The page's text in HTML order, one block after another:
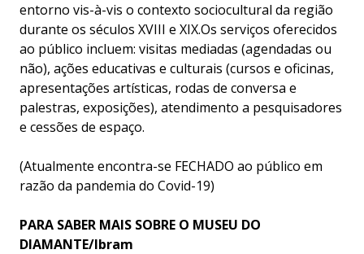
entorno vis-à-vis o contexto sociocultural da região
durante os séculos XVIII e XIX.Os serviços oferecidos
ao público incluem: visitas mediadas (agendadas ou
não), ações educativas e culturais (cursos e oficinas,
apresentações artísticas, rodas de conversa e
palestras, exposições), atendimento a pesquisadores
e cessões de espaço.
(Atualmente encontra-se FECHADO ao público em
razão da pandemia do Covid-19)
PARA SABER MAIS SOBRE O MUSEU DO
DIAMANTE/Ibram